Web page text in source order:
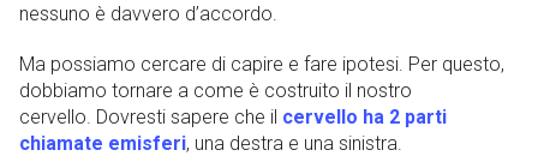
nessuno è davvero d’accordo.
Ma possiamo cercare di capire e fare ipotesi. Per questo,
dobbiamo tornare a come è costruito il nostro
cervello. Dovresti sapere che il cervello ha 2 parti
chiamate emisferi, una destra e una sinistra.